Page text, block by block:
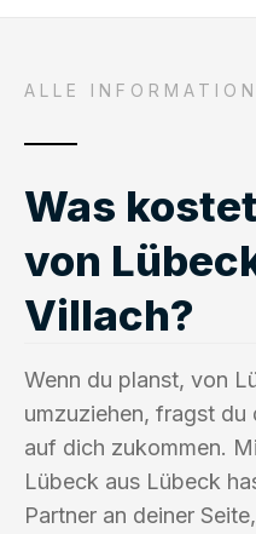
ALLE
Was
von
Villach?
Wenn du planst, von
umzuziehen, fragst du
auf dich zukommen.
Lübeck aus Lübeck
Partner an deiner